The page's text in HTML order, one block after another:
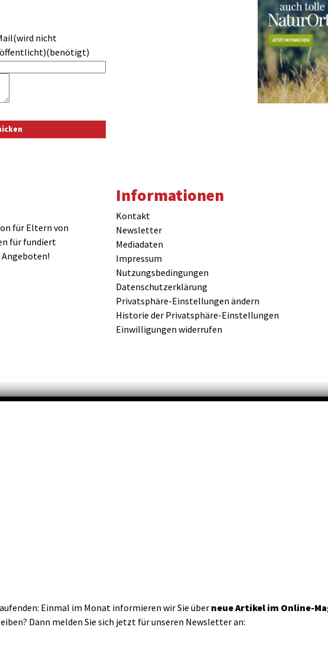
nicht
für Eltern von
für fundiert
Informationen
Kontakt
Newsletter
Mediadaten
Impressum
Nutzungsbedingungen
Datenschutzerklärung
Privatsphäre-Einstellungen ändern
Historie der Privatsphäre-Einstellungen
Einwilligungen widerrufen
Einmal im Monat informieren wir Sie über neue Artikel im Online-
Dann melden Sie sich jetzt für unseren Newsletter an: